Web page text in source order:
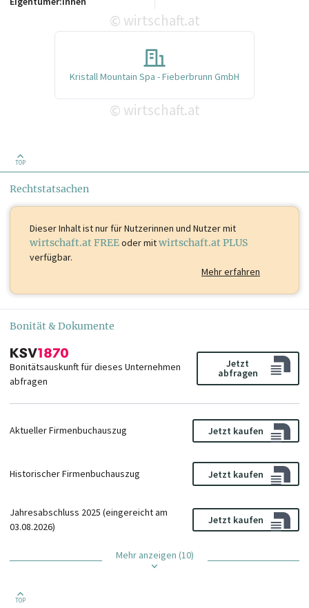
© wirtschaft.at
Kristall Mountain Spa - Fieberbrunn GmbH
© wirtschaft.at
TOP
Rechtstatsachen
Dieser Inhalt istnur für Nutzerinnen und Nutzer mit
wirtschaft.at FREEoder mitwirtschaft.at PLUS
verfügbar.
Mehr erfahren
Bonität & Dokumente
Bonitätsauskunft für dieses Unternehmen
abfragen
Jetzt
abfragen
Aktueller Firmenbuchauszug Jetzt kaufen
Historischer Firmenbuchauszug Jetzt kaufen
Jahresabschluss 2025 (eingereicht am
03.08.2026)
Jetzt kaufen
Mehr anzeigen (10)
TOP